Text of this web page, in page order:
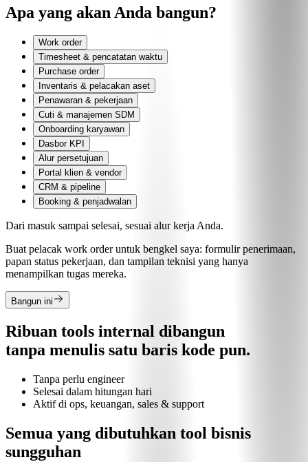
Apa yang akan Anda bangun?
Work order
Timesheet & pencatatan waktu
Purchase order
Inventaris & pelacakan aset
Penawaran & pekerjaan
Cuti & manajemen SDM
Onboarding karyawan
Dasbor KPI
Alur persetujuan
Portal klien & vendor
CRM & pipeline
Booking & penjadwalan
Dari masuk sampai selesai, sesuai alur kerja Anda.
Buat pelacak work order untuk bengkel saya: formulir penerimaan,
papan status pekerjaan, dan tampilan teknisi yang hanya
menampilkan tugas mereka.
Bangun ini
Ribuan tools internal dibangun
tanpa menulis satu baris kode pun.
Tanpa perlu engineer
Selesai dalam hitungan hari
Aktif di ops, keuangan, sales & support
Semua yang dibutuhkan tool bisnis
sungguhan